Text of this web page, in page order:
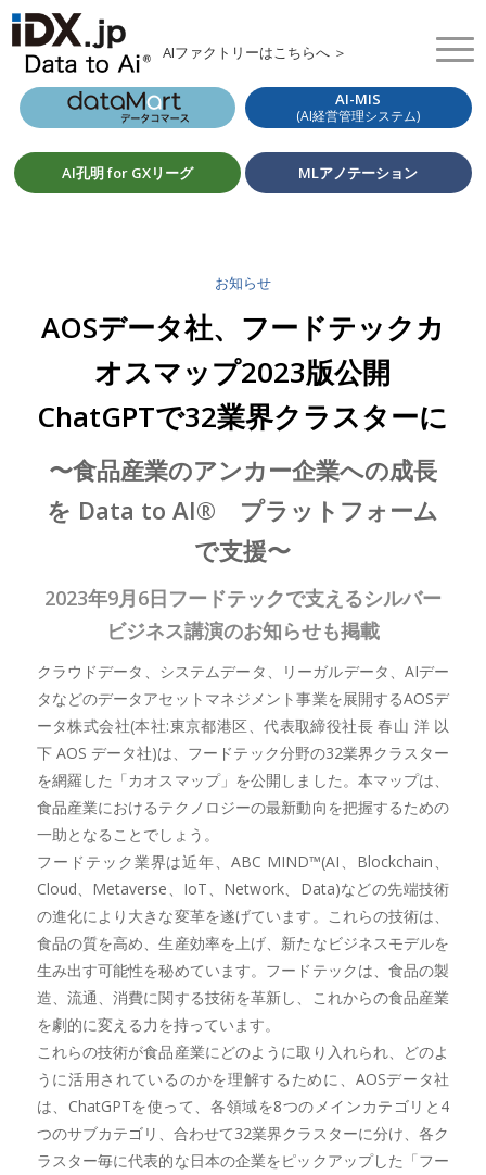
AIファクトリーはこちらへ ＞
AI-MIS
(AI経営管理システム)
AI孔明 for GXリーグ MLアノテーション
お知らせ
AOSデータ社、フードテックカ
オスマップ2023版公開
ChatGPTで32業界クラスターに
〜食品産業のアンカー企業への成長
を Data to AI® プラットフォーム
で支援〜
2023年9月6日フードテックで支えるシルバー
ビジネス講演のお知らせも掲載
クラウドデータ、システムデータ、リーガルデータ、AIデー
タなどのデータアセットマネジメント事業を展開するAOSデ
ータ株式会社(本社:東京都港区、代表取締役社長 春山 洋 以
下 AOS データ社)は、フードテック分野の32業界クラスター
を網羅した「カオスマップ」を公開しました。本マップは、
食品産業におけるテクノロジーの最新動向を把握するための
一助となることでしょう。
フードテック業界は近年、ABC MIND™️(AI、Blockchain、
Cloud、Metaverse、IoT、Network、Data)などの先端技術
の進化により大きな変革を遂げています。これらの技術は、
食品の質を高め、生産効率を上げ、新たなビジネスモデルを
生み出す可能性を秘めています。フードテックは、食品の製
造、流通、消費に関する技術を革新し、これからの食品産業
を劇的に変える力を持っています。
これらの技術が食品産業にどのように取り入れられ、どのよ
うに活用されているのかを理解するために、AOSデータ社
は、ChatGPTを使って、各領域を8つのメインカテゴリと4
つのサブカテゴリ、合わせて32業界クラスターに分け、各ク
ラスター毎に代表的な日本の企業をピックアップした「フー